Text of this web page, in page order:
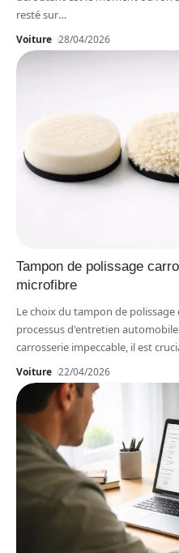
resté sur…
Voiture 28/04/2026
Tampon de polissage
microfibre
Le choix du tampon de polissage
processus d'entretien
carrosserie impeccable, il est
Voiture 22/04/2026